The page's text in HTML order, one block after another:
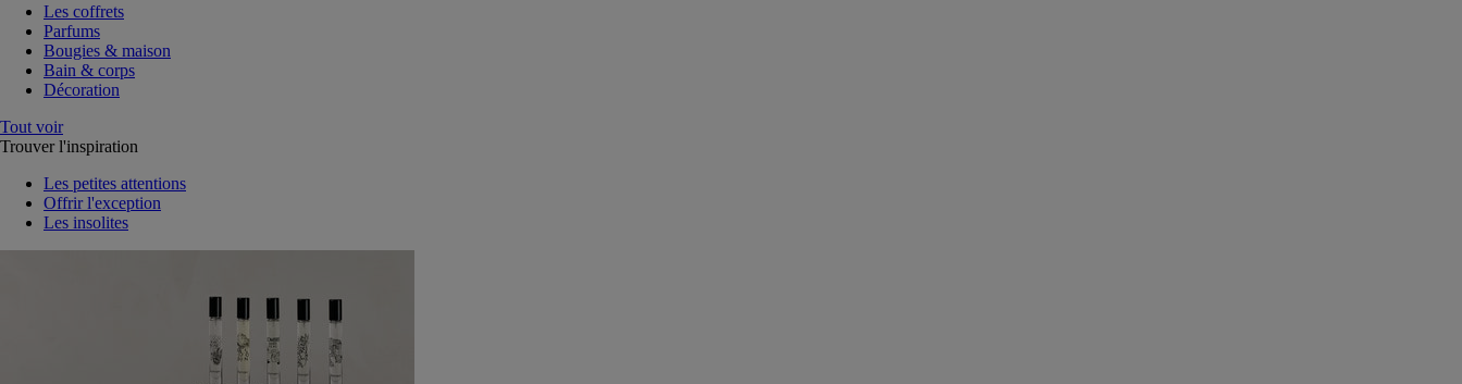
Les coffrets
Parfums
Bougies & maison
Bain & corps
Décoration
Tout voir
Trouver l'inspiration
Les petites attentions
Offrir l'exception
Les insolites